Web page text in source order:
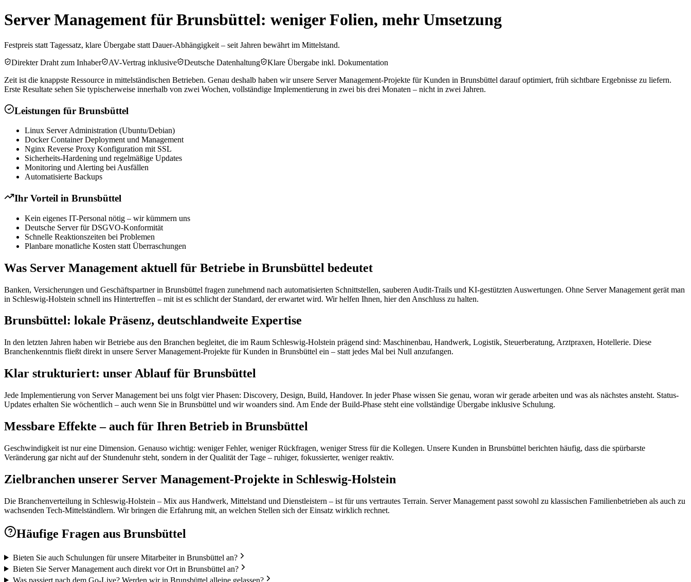
Server Management für Brunsbüttel: weniger Folien, mehr Umsetzung
Festpreis statt Tagessatz, klare Übergabe statt Dauer-Abhängigkeit – seit Jahren bewährt im Mittelstand.
Direkter Draht zum Inhaber
AV-Vertrag inklusive Deutsche Datenhaltung
Klare Übergabe inkl. Dokumentation
Zeit ist die knappste Ressource in mittelständischen Betrieben. Genau deshalb haben wir unsere Server Management-Projekte für Kunden in Brunsbüttel darauf optimiert, früh sichtbare Ergebnisse zu liefern.
Erste Resultate sehen Sie typischerweise innerhalb von zwei Wochen, vollständige Implementierung in zwei bis drei Monaten – nicht in zwei Jahren.
Leistungen für Brunsbüttel
Linux Server Administration (Ubuntu/Debian)
Docker Container Deployment und Management
Nginx Reverse Proxy Konfiguration mit SSL
Sicherheits-Hardening und regelmäßige Updates
Monitoring und Alerting bei Ausfällen
Automatisierte Backups
Ihr Vorteil in Brunsbüttel
Kein eigenes IT-Personal nötig – wir kümmern uns
Deutsche Server für DSGVO-Konformität
Schnelle Reaktionszeiten bei Problemen
Planbare monatliche Kosten statt Überraschungen
Was Server Management aktuell für Betriebe in Brunsbüttel bedeutet
Banken, Versicherungen und Geschäftspartner in Brunsbüttel fragen zunehmend nach automatisierten Schnittstellen, sauberen Audit-Trails und KI-gestützten Auswertungen. Ohne Server Management gerät man
in Schleswig-Holstein schnell ins Hintertreffen – mit ist es schlicht der Standard, der erwartet wird. Wir helfen Ihnen, hier den Anschluss zu halten.
Brunsbüttel: lokale Präsenz, deutschlandweite Expertise
In den letzten Jahren haben wir Betriebe aus den Branchen begleitet, die im Raum Schleswig-Holstein prägend sind: Maschinenbau, Handwerk, Logistik, Steuerberatung, Arztpraxen, Hotellerie. Diese
Branchenkenntnis fließt direkt in unsere Server Management-Projekte für Kunden in Brunsbüttel ein – statt jedes Mal bei Null anzufangen.
Klar strukturiert: unser Ablauf für Brunsbüttel
Jede Implementierung von Server Management bei uns folgt vier Phasen: Discovery, Design, Build, Handover. In jeder Phase wissen Sie genau, woran wir gerade arbeiten und was als nächstes ansteht. Status-
Updates erhalten Sie wöchentlich – auch wenn Sie in Brunsbüttel und wir woanders sind. Am Ende der Build-Phase steht eine vollständige Übergabe inklusive Schulung.
Messbare Effekte – auch für Ihren Betrieb in Brunsbüttel
Geschwindigkeit ist nur eine Dimension. Genauso wichtig: weniger Fehler, weniger Rückfragen, weniger Stress für die Kollegen. Unsere Kunden in Brunsbüttel berichten häufig, dass die spürbarste
Veränderung gar nicht auf der Stundenuhr steht, sondern in der Qualität der Tage – ruhiger, fokussierter, weniger reaktiv.
Zielbranchen unserer Server Management-Projekte in Schleswig-Holstein
Die Branchenverteilung in Schleswig-Holstein – Mix aus Handwerk, Mittelstand und Dienstleistern – ist für uns vertrautes Terrain. Server Management passt sowohl zu klassischen Familienbetrieben als auch zu
wachsenden Tech-Mittelständlern. Wir bringen die Erfahrung mit, an welchen Stellen sich der Einsatz wirklich rechnet.
Häufige Fragen aus Brunsbüttel
Bieten Sie auch Schulungen für unsere Mitarbeiter in Brunsbüttel an?
Bieten Sie Server Management auch direkt vor Ort in Brunsbüttel an?
Was passiert nach dem Go-Live? Werden wir in Brunsbüttel alleine gelassen?